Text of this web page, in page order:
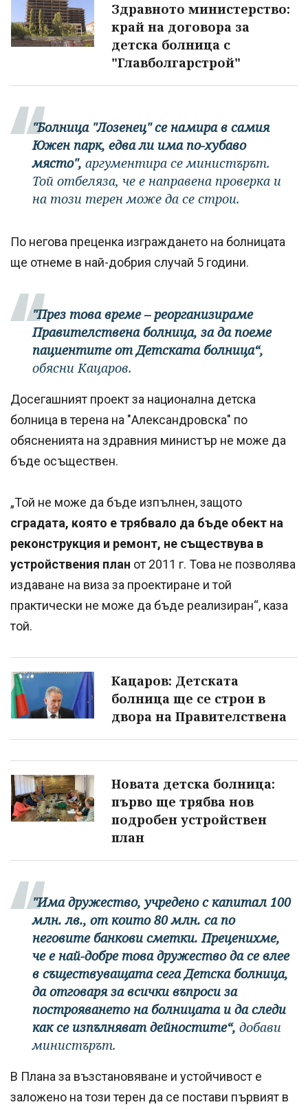
Здравното министерство:
край на договора за
детска болница с
"Главболгарстрой"
"Болница "Лозенец" се намира в самия
Южен парк, едва ли има по-хубаво
място", аргументира се министърът.
Той отбеляза, че е направена проверка и
на този терен може да се строи.
По негова преценка изграждането на болницата
ще отнеме в най-добрия случай 5 години.
"През това време – реорганизираме
Правителствена болница, за да поеме
пациентите от Детската болница“,
обясни Кацаров.
Досегашният проект за национална детска
болница в терена на "Александровска" по
обясненията на здравния министър не може да
бъде осъществен.
„Той не може да бъде изпълнен, защото
сградата, която е трябвало да бъде обект на
реконструкция и ремонт, не съществува в
устройствения план от 2011 г. Това не позволява
издаване на виза за проектиране и той
практически не може да бъде реализиран“, каза
той.
Кацаров: Детската
болница ще се строи в
двора на Правителствена
Новата детска болница:
първо ще трябва нов
подробен устройствен
план
"Има дружество, учредено с капитал 100
млн. лв., от които 80 млн. са по
неговите банкови сметки. Преценихме,
че е най-добре това дружество да се влее
в съществуващата сега Детска болница,
да отговаря за всички въпроси за
построяването на болницата и да следи
как се изпълняват дейностите“, добави
министърът.
В Плана за възстановяване и устойчивост е
заложено на този терен да се постави първият в